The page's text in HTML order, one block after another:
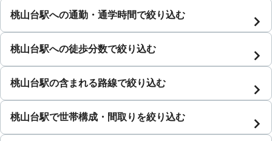
桃山台駅への通勤・通学時間で絞り込む
桃山台駅への徒歩分数で絞り込む
桃山台駅の含まれる路線で絞り込む
桃山台駅で世帯構成・間取りを絞り込む